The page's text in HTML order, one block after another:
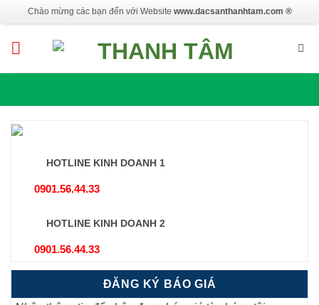
to
content
Chào mừng các bạn đến với Website www.dacsanthanhtam.com ®
HOTLINE KINH DOANH 1
0901.56.44.33
HOTLINE KINH DOANH 2
0901.56.44.33
ĐĂNG KÝ BÁO GIÁ